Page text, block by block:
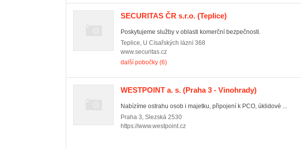
SECURITAS ČR s.r.o. (Teplice)
Poskytujeme služby v oblasti komerční bezpečnosti.
Teplice, U Císařských lázní 368
www.securitas.cz
další pobočky (6)
WESTPOINT a. s. (Praha 3 - Vinohrady)
Nabízíme ostrahu osob i majetku, připojení k PCO, úklidové ...
Praha 3, Slezská 2530
https://www.westpoint.cz